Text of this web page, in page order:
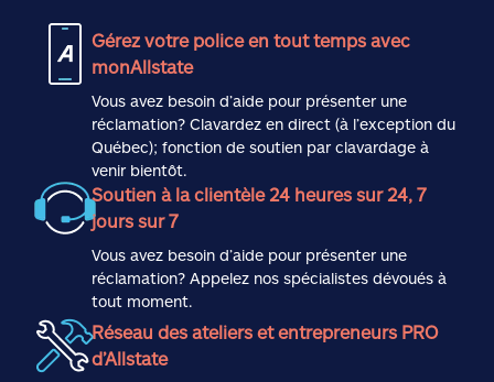
Gérez votre police en tout temps avec
monAllstate
Vous avez besoin d’aide pour présenter une
réclamation? Clavardez en direct (à l’exception du
Québec); fonction de soutien par clavardage à
venir bientôt.
Soutien à la clientèle 24 heures sur 24, 7
jours sur 7
Vous avez besoin d’aide pour présenter une
réclamation? Appelez nos spécialistes dévoués à
tout moment.
Réseau des ateliers et entrepreneurs PRO
d’Allstate